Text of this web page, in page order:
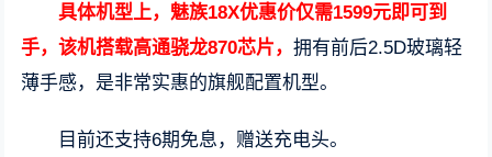
具体机型上，魅族18X优惠价仅需1599元即可到
手，该机搭载高通骁龙870芯片，拥有前后2.5D玻璃轻
薄手感，是非常实惠的旗舰配置机型。
目前还支持6期免息，赠送充电头。